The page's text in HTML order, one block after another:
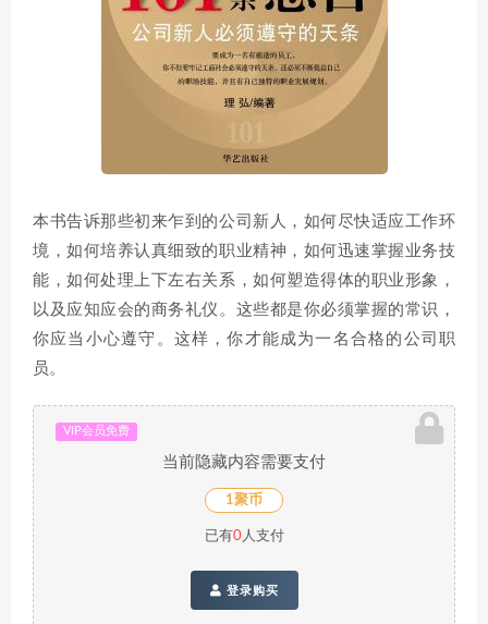
本书告诉那些初来乍到的公司新人，如何尽快适应工作环
境，如何培养认真细致的职业精神，如何迅速掌握业务技
能，如何处理上下左右关系，如何塑造得体的职业形象，
以及应知应会的商务礼仪。这些都是你必须掌握的常识，
你应当小心遵守。这样，你才能成为一名合格的公司职
员。
VIP会员免费
当前隐藏内容需要支付
1聚币
已有0人支付
登录购买